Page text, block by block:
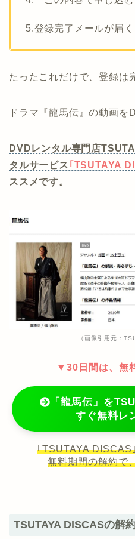
5.登録完了メールが届
たったこれだけで、登録は
ドラマ『龍馬伝』の動画を
DVDレンタル専門店
タルサービス ｢TSUTAYA
ススメです。
（画像引用元：
▼30日間は、無
「龍馬伝」を
すぐ無料レ
｢TSUTAYA DISCAS
無料期間の解約で
TSUTAYA DISCASの解